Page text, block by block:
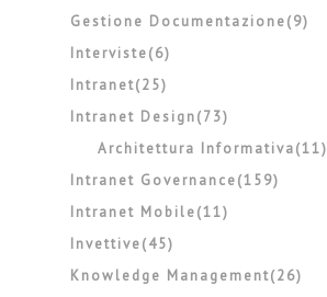
Gestione Documentazione(9)
Interviste(6)
Intranet(25)
Intranet Design(73)
Architettura Informativa(11)
Intranet Governance(159)
Intranet Mobile(11)
Invettive(45)
Knowledge Management(26)